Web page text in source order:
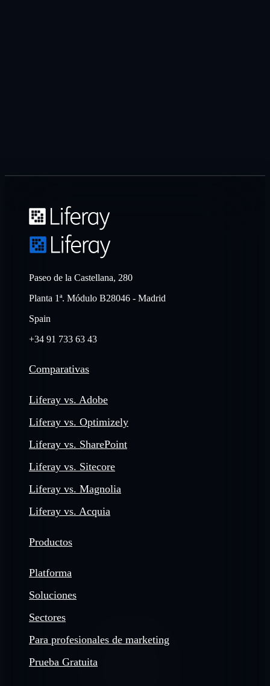
Paseo de la Castellana, 280
Planta 1ª. Módulo B28046 - Madrid
Spain
+34 91 733 63 43
Comparativas
Liferay vs. Adobe
Liferay vs. Optimizely
Liferay vs. SharePoint
Liferay vs. Sitecore
Liferay vs. Magnolia
Liferay vs. Acquia
Productos
Platforma
Soluciones
Sectores
Para profesionales de marketing
Prueba Gratuita